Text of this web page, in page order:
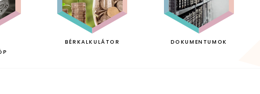
BÉRKALKULÁTOR DOKUMENTUMOK